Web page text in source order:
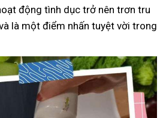
động tình dục trở nên trơn tru
là một điểm nhấn tuyệt vời trong